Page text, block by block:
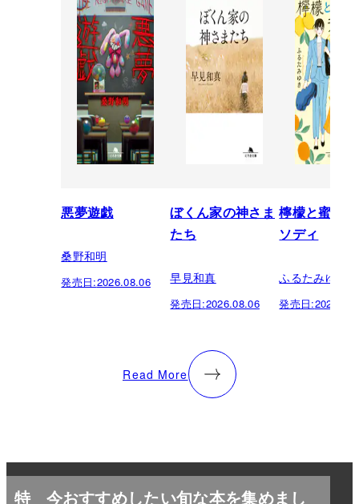
悪夢遊戯
桑野和明
発売日:2026.08.06
ぼくん家の神さま
たち
早見和真
発売日:2026.08.06
檸檬と蜜柑
ソディ
ふるたみゆき
発売日:
Read More
特
今おすすめしたい旬な本を集めまし